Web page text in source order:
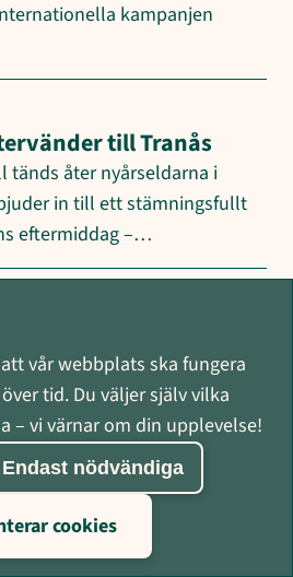
kampanjen
till Tranås
tänds åter nyårseldarna i
in till ett stämningsfullt
eftermiddag –…
det enklare att få
nu en ny, digital rutin för
För dig som
det att du…
beslut i korthet
vår webbplats ska fungera
tid. Du väljer själv vilka
– vi värnar om din upplevelse!
Endast nödvändiga
cookies